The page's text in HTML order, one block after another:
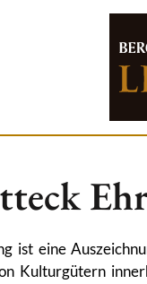
ist eine
Kulturgütern